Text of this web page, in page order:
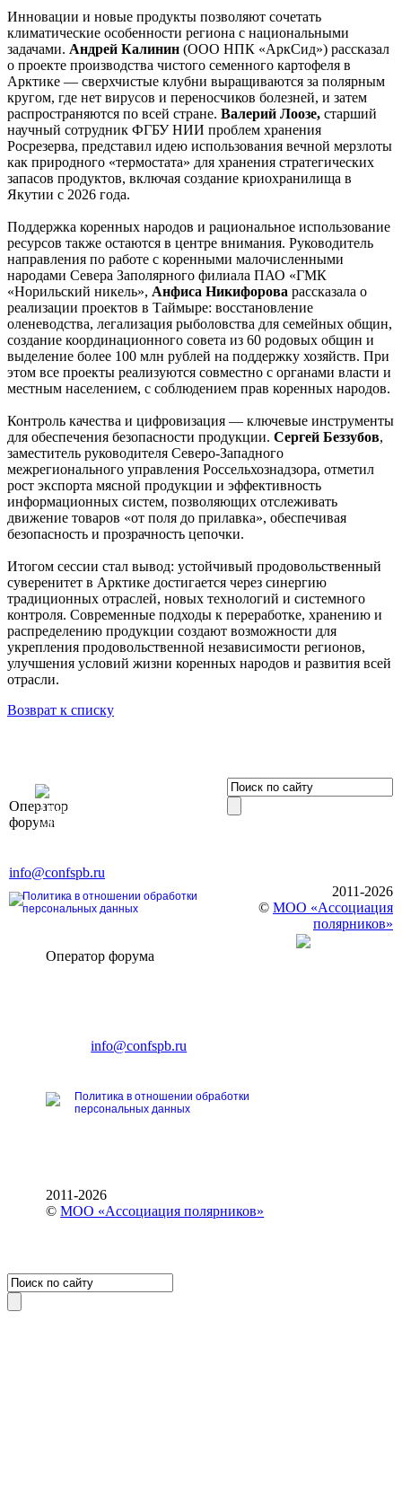
Инновации и новые продукты позволяют сочетать
климатические особенности региона с национальными
задачами. Андрей Калинин (ООО НПК «АркСид») рассказал
о проекте производства чистого семенного картофеля в
Арктике — сверхчистые клубни выращиваются за полярным
кругом, где нет вирусов и переносчиков болезней, и затем
распространяются по всей стране. Валерий Лоозе, старший
научный сотрудник ФГБУ НИИ проблем хранения
Росрезерва, представил идею использования вечной мерзлоты
как природного «термостата» для хранения стратегических
запасов продуктов, включая создание криохранилища в
Якутии с 2026 года.
Поддержка коренных народов и рациональное использование
ресурсов также остаются в центре внимания. Руководитель
направления по работе с коренными малочисленными
народами Севера Заполярного филиала ПАО «ГМК
«Норильский никель», Анфиса Никифорова рассказала о
реализации проектов в Таймыре: восстановление
оленеводства, легализация рыболовства для семейных общин,
создание координационного совета из 60 родовых общин и
выделение более 100 млн рублей на поддержку хозяйств. При
этом все проекты реализуются совместно с органами власти и
местным населением, с соблюдением прав коренных народов.
Контроль качества и цифровизация — ключевые инструменты
для обеспечения безопасности продукции. Сергей Беззубов,
заместитель руководителя Северо-Западного
межрегионального управления Россельхознадзора, отметил
рост экспорта мясной продукции и эффективность
информационных систем, позволяющих отслеживать
движение товаров «от поля до прилавка», обеспечивая
безопасность и прозрачность цепочки.
Итогом сессии стал вывод: устойчивый продовольственный
суверенитет в Арктике достигается через синергию
традиционных отраслей, новых технологий и системного
контроля. Современные подходы к переработке, хранению и
распределению продукции создают возможности для
укрепления продовольственной независимости регионов,
улучшения условий жизни коренных народов и развития всей
отрасли.
Возврат к списку
Оператор
форума
Элит»
196191, г. Санкт-Петербург,
info@confspb.ru
Политика в отношении обработки
персональных данных
2011-2026
© МОО «Ассоциация
полярников»
Оператор форума
E-mail:info@confspb.ru
Политика в отношении обработки
персональных данных
2011-2026
©МОО «Ассоциация полярников»